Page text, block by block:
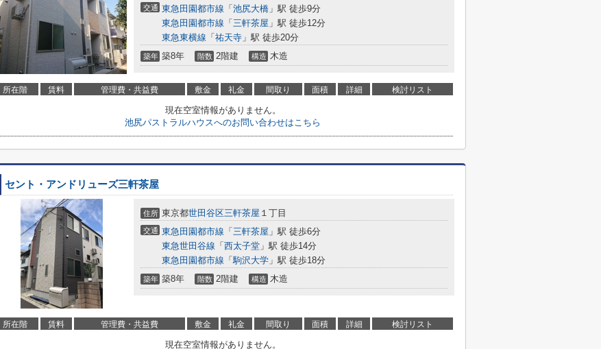
交通 東急田園都市線 「 池尻大橋 」駅 徒歩9分
東急田園都市線 「 三軒茶屋 」駅 徒歩12分
東急東横線 「 祐天寺 」駅 徒歩20分
築年 築8年 階数 2階建 構造 木造
所在階 賃料 管理費・共益費 敷金 礼金 間取り 面積 詳細 検討リスト
現在空室情報がありません。
池尻パストラルハウスへのお問い合わせはこちら
セント・アンドリューズ三軒茶屋
住所 東京都世田谷区三軒茶屋 １丁目
交通 東急田園都市線 「 三軒茶屋 」駅 徒歩6分
東急世田谷線 「 西太子堂 」駅 徒歩14分
東急田園都市線 「駒沢大学 」駅 徒歩18分
築年 築8年 階数 2階建 構造 木造
所在階 賃料 管理費・共益費 敷金 礼金 間取り 面積 詳細 検討リスト
現在空室情報がありません。